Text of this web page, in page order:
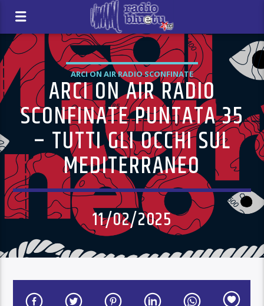
ARCI ON AIR RADIO SCONFINATE
ARCI ON AIR RADIO
SCONFINATE PUNTATA 35
– TUTTI GLI OCCHI SUL
MEDITERRANEO
11/02/2025